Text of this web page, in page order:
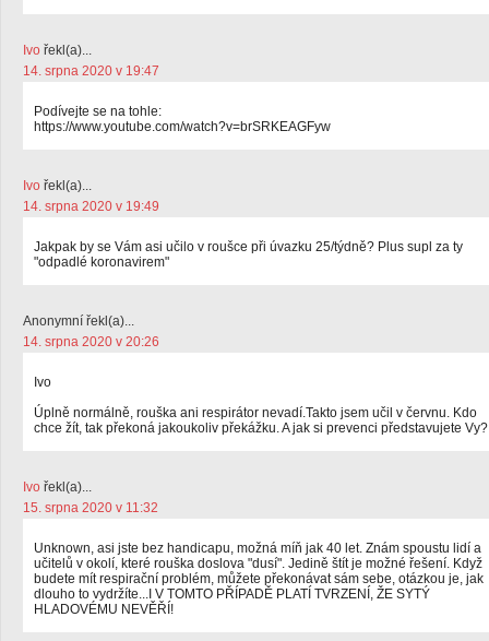
Ivo řekl(a)...
14. srpna 2020 v 19:47
Podívejte se na tohle:
https://www.youtube.com/watch?v=brSRKEAGFyw
Ivo řekl(a)...
14. srpna 2020 v 19:49
Jakpak by se Vám asi učilo v roušce při úvazku 25/týdně? Plus supl za ty
"odpadlé koronavirem"
Anonymní řekl(a)...
14. srpna 2020 v 20:26
Ivo
Úplně normálně, rouška ani respirátor nevadí.Takto jsem učil v červnu. Kdo
chce žít, tak překoná jakoukoliv překážku. A jak si prevenci představujete Vy?
Ivo řekl(a)...
15. srpna 2020 v 11:32
Unknown, asi jste bez handicapu, možná míň jak 40 let. Znám spoustu lidí a
učitelů v okolí, které rouška doslova "dusí". Jedině štít je možné řešení. Když
budete mít respirační problém, můžete překonávat sám sebe, otázkou je, jak
dlouho to vydržíte...I V TOMTO PŘÍPADĚ PLATÍ TVRZENÍ, ŽE SYTÝ
HLADOVÉMU NEVĚŘÍ!